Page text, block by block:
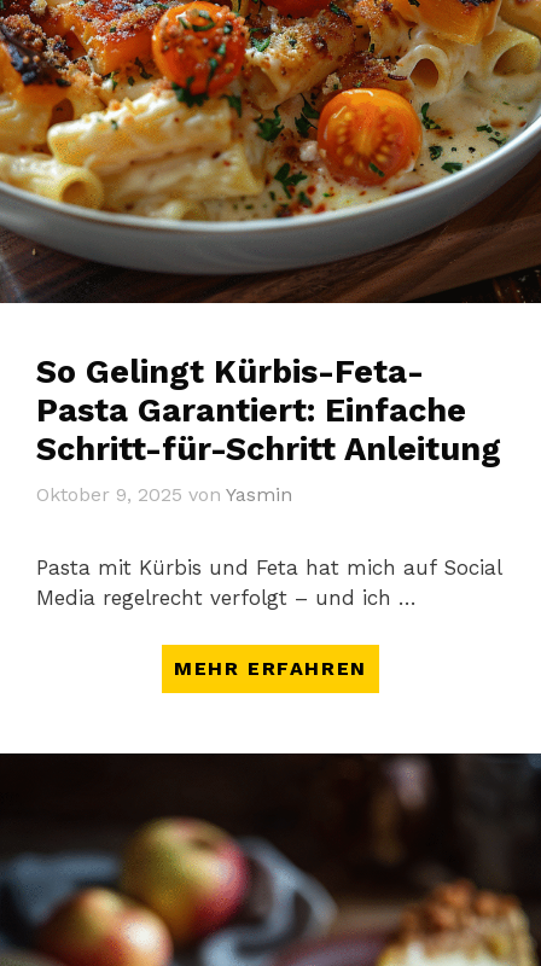
So Gelingt Kürbis-Feta-
Pasta Garantiert: Einfache
Schritt-für-Schritt Anleitung
Oktober 9, 2025 vonYasmin
Pasta mit Kürbis und Feta hat mich auf Social
Media regelrecht verfolgt – und ich …
MEHR ERFAHREN